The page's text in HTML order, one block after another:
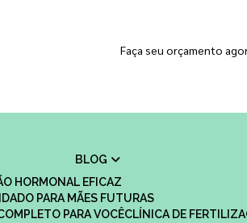
Faça seu orçamento
BLOG
HORMONAL EFICAZ
PARA MÃES FUTURAS
PARA VOCÊ
CLÍNICA DE